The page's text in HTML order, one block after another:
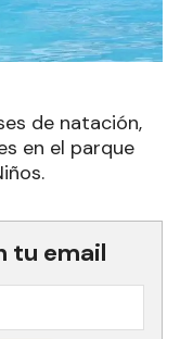
de natación,
en el parque
tu email